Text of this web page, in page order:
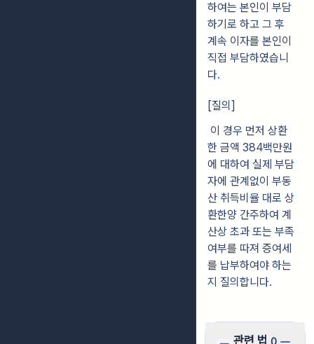
하여는 본인이 부담
하기로 하고 그 후
계속 이자를 본인이
직접 부담하였습니
다.
[질의]
이 경우 먼저 상환
한 금액 384백만원
에 대하여 실제 부담
자에 관계없이 부동
산 취득비율 대로 상
환한양 간주하여 계
산상 초과 또는 부족
여부를 따져 증여세
를 납부하여야 하는
지 질의합니다.
관련 법